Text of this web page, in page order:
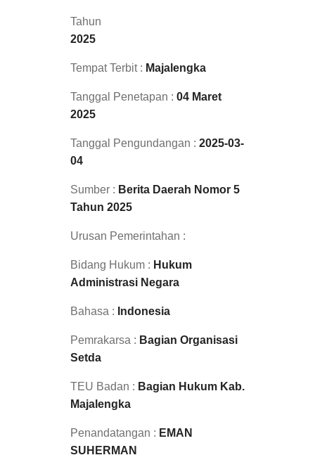
Tahun
2025
Tempat Terbit : Majalengka
Tanggal Penetapan : 04 Maret
2025
Tanggal Pengundangan : 2025-03-
04
Sumber : Berita Daerah Nomor 5
Tahun 2025
Urusan Pemerintahan :
Bidang Hukum : Hukum
Administrasi Negara
Bahasa : Indonesia
Pemrakarsa : Bagian Organisasi
Setda
TEU Badan : Bagian Hukum Kab.
Majalengka
Penandatangan : EMAN
SUHERMAN